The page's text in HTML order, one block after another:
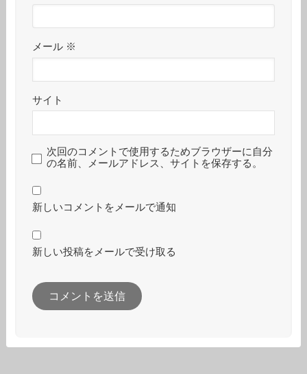
メール ※
サイト
次回のコメントで使用するためブラウザーに自分
の名前、メールアドレス、サイトを保存する。
新しいコメントをメールで通知
新しい投稿をメールで受け取る